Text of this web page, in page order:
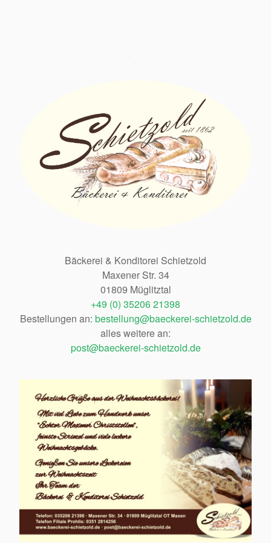
Bäckerei & Konditorei Schietzold
Maxener Str. 34
01809 Müglitztal
+49 (0) 35206 21398
Bestellungen an: bestellung@baeckerei-schietzold.de
alles weitere an:
post@baeckerei-schietzold.de